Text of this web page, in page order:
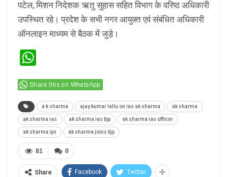
पटेल, मिशन निदेशक ऋतु सुहास सहित विभाग के वरिष्ठ अधिकारी
उपस्थित रहे। प्रदेश के सभी नगर आयुक्त एवं संबंधित अधिकारी
ऑनलाइन माध्यम से बैठक में जुड़े।
Share this on WhatsApp
a k sharma ajay kumar lallu on ias ak sharma ak sharma
ak sharma ias ak sharma ias bjp ak sharma ias officer
ak sharma ips ak sharma joins bjp
0
81
Share Facebook Twitter